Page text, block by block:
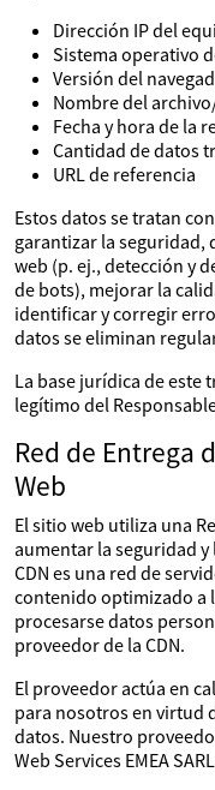
Dirección IP del
Sistema operativo
Versión del
Nombre del
Fecha y hora de la
Cantidad de datos
URL de referencia
Estos datos se tratan
garantizar la
web (p. ej., detección y
de bots), mejorar la
identificar y corregir
datos se eliminan
La base jurídica de este
legítimo del
Red de Entrega
Web
El sitio web utiliza una
aumentar la seguridad
CDN es una red de
contenido optimizado a
procesarse datos
proveedor de la CDN.
El proveedor actúa en
para nosotros en virtud
datos. Nuestro
Web Services EMEA